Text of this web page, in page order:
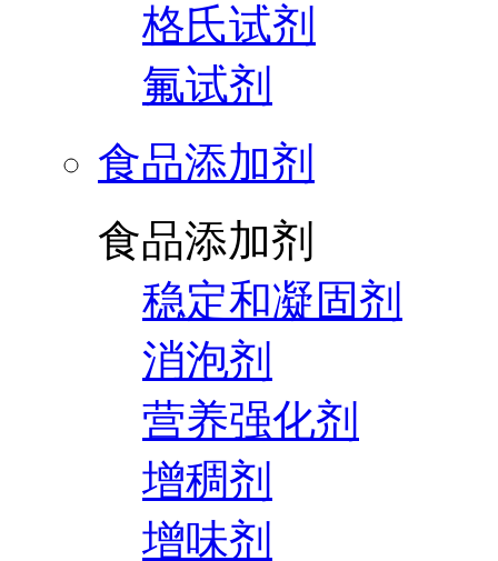
格氏试剂
氟试剂
食品添加剂
食品添加剂
稳定和凝固剂
消泡剂
营养强化剂
增稠剂
增味剂